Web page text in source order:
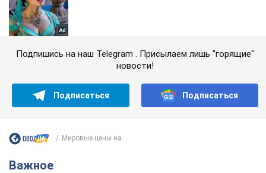
Подпишись на наш Telegram . Присылаем лишь "горящие"
новости!
Подписаться Подписаться
Мировые цены на...
Важное